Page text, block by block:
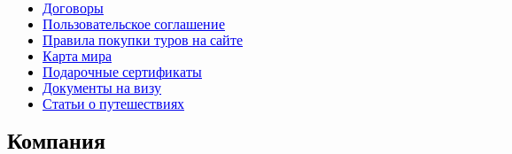
Договоры
Пользовательское соглашение
Правила покупки туров на сайте
Карта мира
Подарочные сертификаты
Документы на визу
Статьи о путешествиях
Компания